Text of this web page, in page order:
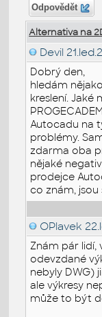
Odpovědět
Alternativa na
Devil
Dobrý den,
hledám
kreslení. Jaké
Autocadu na
problémy.
zdarma oba
nějaké
prodejce
co znám, jsou
OPlavek
Znám pár lidí,
odevzdané
nebyly DWG)
ale výkresy
může to být